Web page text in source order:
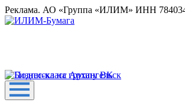
Реклама. АО «Группа «ИЛИМ» ИНН